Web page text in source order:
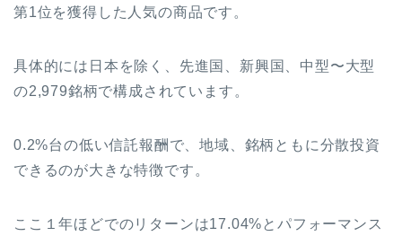
第1位を獲得した人気の商品です。
具体的には日本を除く、先進国、新興国、中型〜大型
の2,979銘柄で構成されています。
0.2%台の低い信託報酬で、地域、銘柄ともに分散投資
できるのが大きな特徴です。
ここ１年ほどでのリターンは17.04%とパフォーマンス